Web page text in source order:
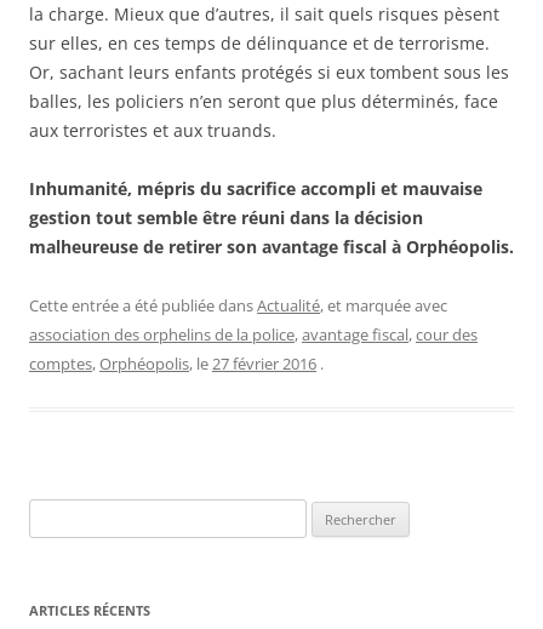
la charge. Mieux que d’autres, il sait quels risques pèsent
sur elles, en ces temps de délinquance et de terrorisme.
Or, sachant leurs enfants protégés si eux tombent sous les
balles, les policiers n’en seront que plus déterminés, face
aux terroristes et aux truands.
Inhumanité, mépris du sacrifice accompli et mauvaise
gestion tout semble être réuni dans la décision
malheureuse de retirer son avantage fiscal à Orphéopolis.
Cette entrée a été publiée dansActualité, et marquée avec
association des orphelins de la police,avantage fiscal,cour des
comptes,Orphéopolis, le27 février 2016 .
ARTICLES RÉCENTS